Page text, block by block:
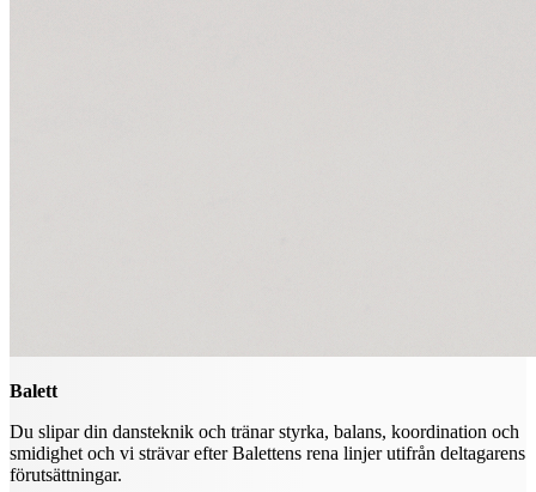
Balett
Du slipar din dansteknik och tränar styrka, balans, koordination och
smidighet och vi strävar efter Balettens rena linjer utifrån deltagarens
förutsättningar.